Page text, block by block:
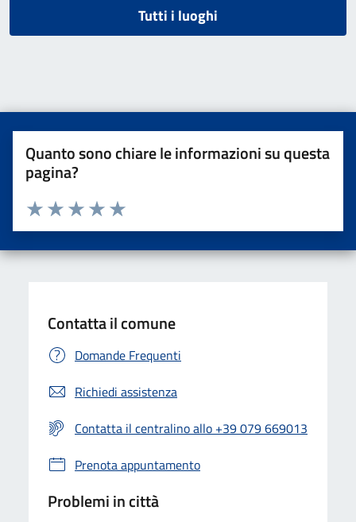
Tutti i luoghi
Quanto sono chiare le informazioni su questa
pagina?
Valuta da 1 a 5 stelle la pagina
Valuta 5 stelle su 5
Valuta 4 stelle su 5
Valuta 3 stelle su 5
Valuta 2 stelle su 5
Valuta una stella su 5
Contatta il comune
Domande Frequenti
Richiedi assistenza
Contatta il centralino allo +39 079 669013
Prenota appuntamento
Problemi in città